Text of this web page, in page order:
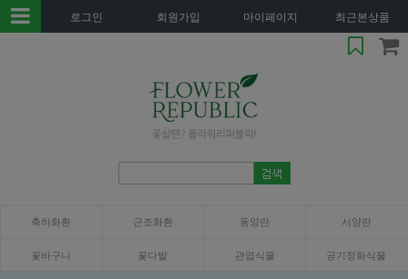
로그인 회원가입 마이페이지 최근본상품
축하화환 근조화환 동양란 서양란
꽃바구니 꽃다발 관엽식물 공기정화식물